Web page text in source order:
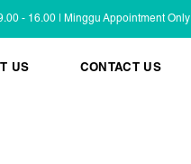
- 16.00 | Minggu Appointment Only
US CONTACT US